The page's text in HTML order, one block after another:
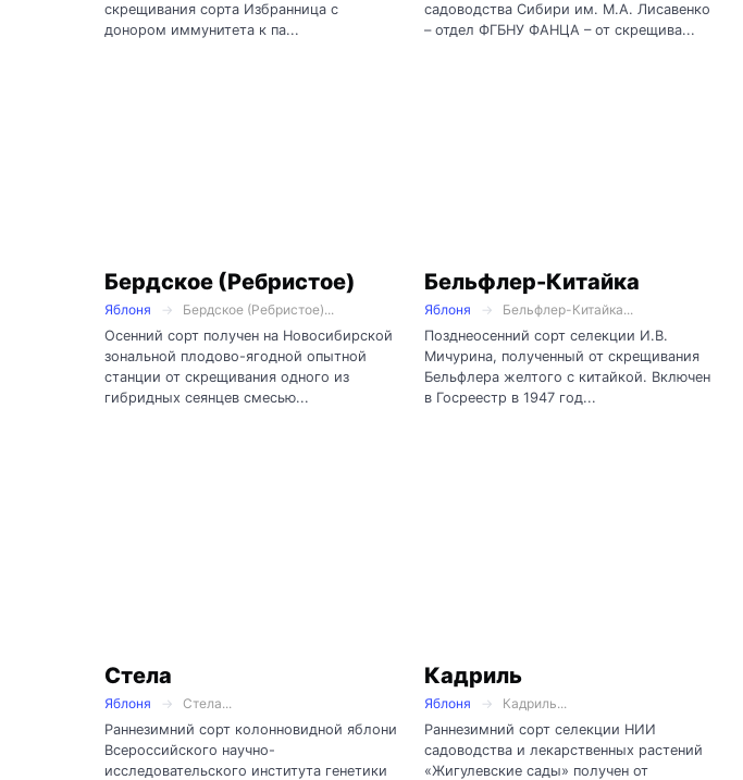
скрещивания сорта Избранница с
донором иммунитета к па...
садоводства Сибири им. М.А. Лисавенко
– отдел ФГБНУ ФАНЦА – от скрещива...
Бердское (Ребристое)
Яблоня
Бердское (Ребристое)...
Осенний сорт получен на Новосибирской
зональной плодово-ягодной опытной
станции от скрещивания одного из
гибридных сеянцев смесью...
Бельфлер-Китайка
Яблоня
Бельфлер-Китайка...
Позднеосенний сорт селекции И.В.
Мичурина, полученный от скрещивания
Бельфлера желтого с китайкой. Включен
в Госреестр в 1947 год...
Стела
Яблоня
Стела...
Раннезимний сорт колонновидной яблони
Всероссийского научно-
исследовательского института генетики
Кадриль
Яблоня
Кадриль...
Раннезимний сорт селекции НИИ
садоводства и лекарственных растений
«Жигулевские сады» получен от